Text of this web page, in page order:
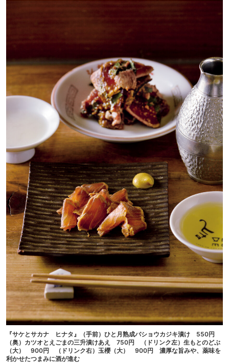
『サケとサカナ ヒナタ』（手前）ひと月熟成バショウカジキ漬け 550円
（奥）カツオとえごまの三升漬けあえ 750円 （ドリンク左）生もとのどぶ
（大） 900円 （ドリンク右）玉櫻（大） 900円 濃厚な旨みや、薬味を
利かせたつまみに酒が進む